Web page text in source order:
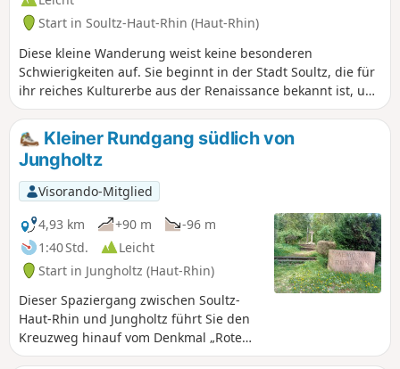
Thierenbach ist überdacht.
Start in Soultz-Haut-Rhin (Haut-Rhin)
Diese kleine Wanderung weist keine besonderen
Schwierigkeiten auf. Sie beginnt in der Stadt Soultz, die für
ihr reiches Kulturerbe aus der Renaissance bekannt ist, und
führt Sie in den Wald und die umliegenden Weinberge. Am
Nez de Soultz können Sie einen schönen Ausblick auf die
Städte Soultz und Guebwiller genießen.
Kleiner Rundgang südlich von
Jungholtz
Visorando-Mitglied
4,93 km
+90 m
-96 m
1:40 Std.
Leicht
Start in Jungholtz (Haut-Rhin)
Dieser Spaziergang zwischen Soultz-
Haut-Rhin und Jungholtz führt Sie den
Kreuzweg hinauf vom Denkmal „Rote
Rain“ bis zur berühmten Basilika von